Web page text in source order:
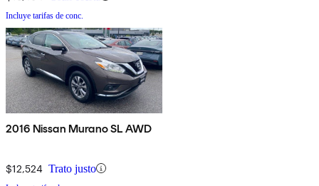
Incluye tarifas de conc.
2016 Nissan Murano SL AWD
$12,524 Trato justo